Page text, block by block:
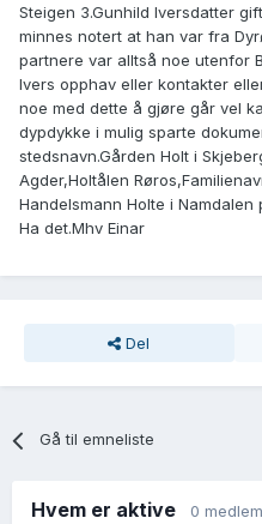
Steigen 3.Gunhild Iversdatter
minnes notert at han var fra
partnere var alltså noe utenfor
Ivers opphav eller kontakter
noe med dette å gjøre går vel
dypdykke i mulig sparte
stedsnavn.Gården Holt i
Agder,Holtålen
Handelsmann Holte i
Ha det.Mhv Einar
Del
Gå til emneliste
Hvem er aktive 0